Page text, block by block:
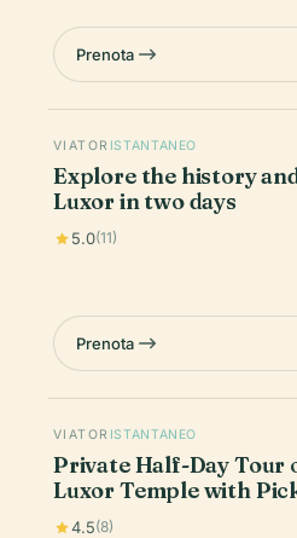
Prenota
VIATOR ISTANTANEO
Explore the history
Luxor in two days
5.0(11)
Prenota
VIATOR ISTANTANEO
Private Half-Day Tour
Luxor Temple with
4.5(8)